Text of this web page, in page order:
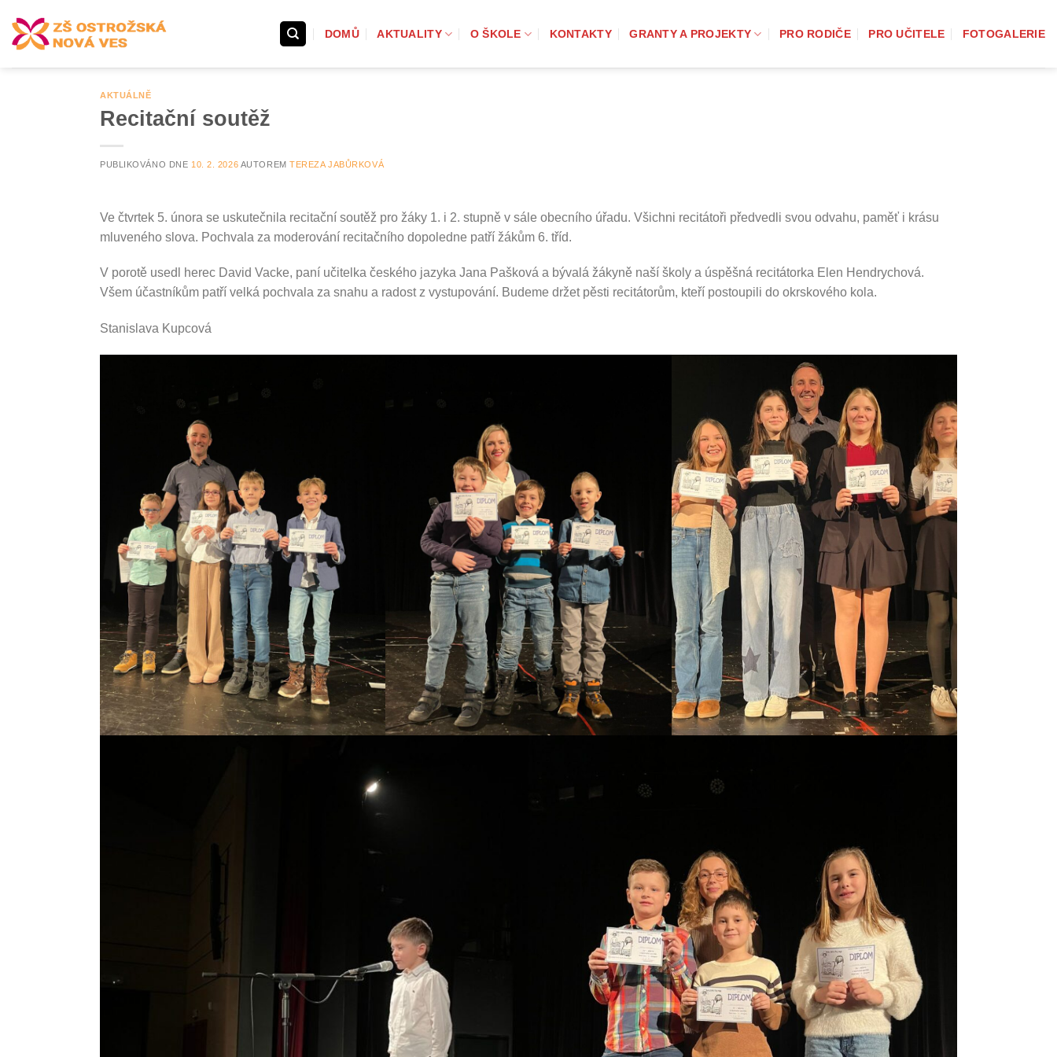
na
obsah
DOMŮ AKTUALITY O ŠKOLE KONTAKTY GRANTY A PROJEKTY PRO RODIČE PRO UČITELE FOTOGALERIE
AKTUÁLNĚ
Recitační soutěž
PUBLIKOVÁNO DNE 10. 2. 2026 AUTOREMTEREZA JABŮRKOVÁ
Ve čtvrtek 5. února se uskutečnila recitační soutěž pro žáky 1. i 2. stupně v sále obecního úřadu. Všichni recitátoři předvedli svou odvahu, paměť i krásu
mluveného slova. Pochvala za moderování recitačního dopoledne patří žákům 6. tříd.
V porotě usedl herec David Vacke, paní učitelka českého jazyka Jana Pašková a bývalá žákyně naší školy a úspěšná recitátorka Elen Hendrychová.
Všem účastníkům patří velká pochvala za snahu a radost z vystupování. Budeme držet pěsti recitátorům, kteří postoupili do okrskového kola.
Stanislava Kupcová